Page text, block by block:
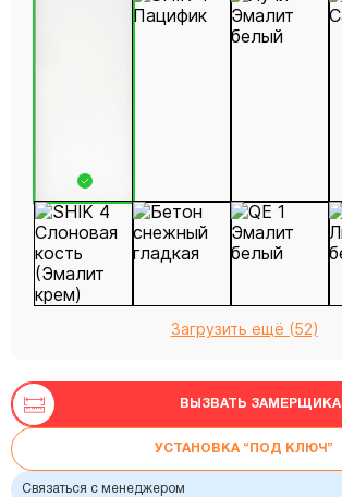
Загрузить ещё (52)
ВЫЗВАТЬ ЗАМЕРЩИКА
УСТАНОВКА “ПОД КЛЮЧ”
Связаться с менеджером